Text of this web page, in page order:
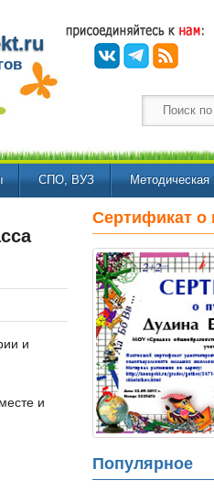
СПО, ВУЗ Методическая
и
и
Сертификат о
Популярное